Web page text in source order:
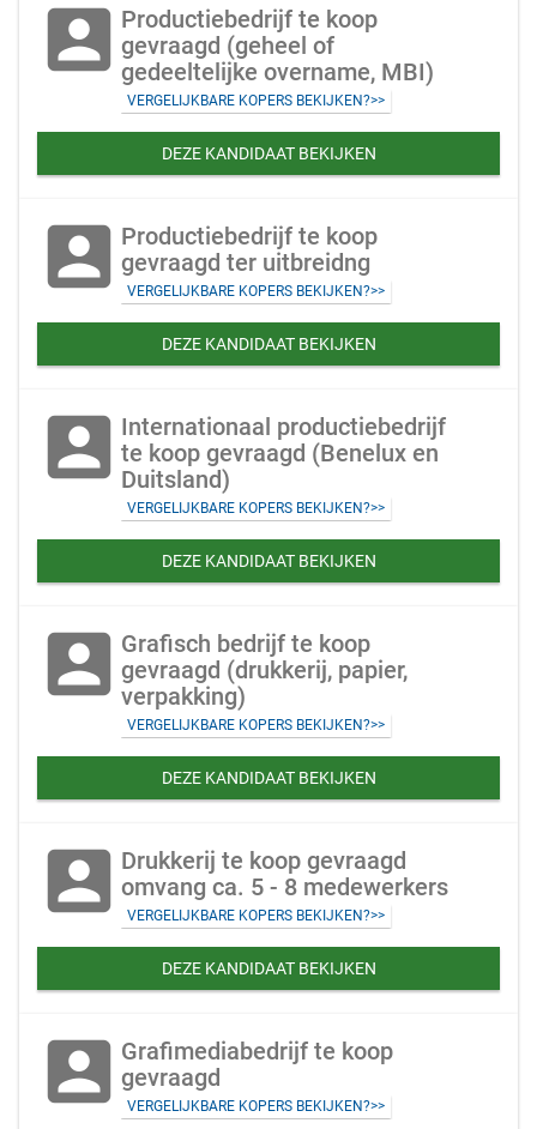
account_box Productiebedrijf te koop
gevraagd (geheel of
gedeeltelijke overname, MBI)
VERGELIJKBARE KOPERS BEKIJKEN?>>
DEZE KANDIDAAT BEKIJKEN
account_box Productiebedrijf te koop
gevraagd ter uitbreidng
VERGELIJKBARE KOPERS BEKIJKEN?>>
DEZE KANDIDAAT BEKIJKEN
account_box Internationaal productiebedrijf
te koop gevraagd (Benelux en
Duitsland)
VERGELIJKBARE KOPERS BEKIJKEN?>>
DEZE KANDIDAAT BEKIJKEN
account_box Grafisch bedrijf te koop
gevraagd (drukkerij, papier,
verpakking)
VERGELIJKBARE KOPERS BEKIJKEN?>>
DEZE KANDIDAAT BEKIJKEN
account_box Drukkerij te koop gevraagd
omvang ca. 5 - 8 medewerkers
VERGELIJKBARE KOPERS BEKIJKEN?>>
DEZE KANDIDAAT BEKIJKEN
account_box Grafimediabedrijf te koop
gevraagd
VERGELIJKBARE KOPERS BEKIJKEN?>>